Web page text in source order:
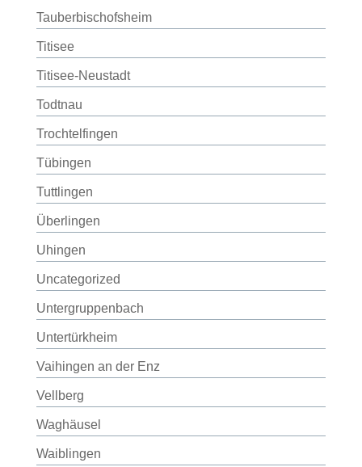
Tauberbischofsheim
Titisee
Titisee-Neustadt
Todtnau
Trochtelfingen
Tübingen
Tuttlingen
Überlingen
Uhingen
Uncategorized
Untergruppenbach
Untertürkheim
Vaihingen an der Enz
Vellberg
Waghäusel
Waiblingen